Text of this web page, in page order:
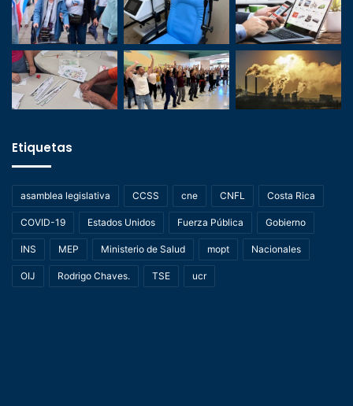
Etiquetas
asamblea legislativa CCSS cne CNFL Costa Rica
COVID-19 Estados Unidos Fuerza Pública Gobierno
INS MEP Ministerio de Salud mopt Nacionales
OIJ Rodrigo Chaves. TSE ucr